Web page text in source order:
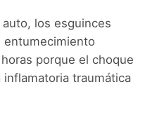
los esguinces
entumecimiento
porque el choque
traumática